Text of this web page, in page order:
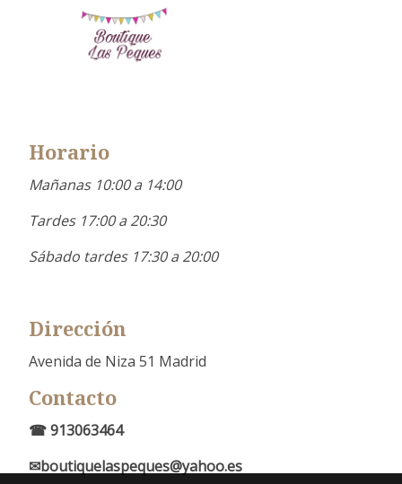
Horario
Mañanas 10:00 a 14:00
Tardes 17:00 a 20:30
Sábado tardes 17:30 a 20:00
Dirección
Avenida de Niza 51 Madrid
Contacto
☎ 913063464
✉boutiquelaspeques@yahoo.es